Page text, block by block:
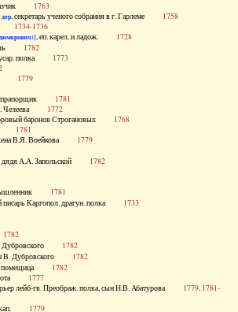
1763
, секретарь ученого собрания в г. Гарлеме 1758
1734-1736
, еп. карел. и ладож. 1728
1782
полка 1773
1779
прапорщик 1781
Челеева 1772
баронов Строгановых 1768
1781
В.Я. Воейкова 1779
дядя А.А. Запольской 1782
1781
писарь Каргопол. драгун. полка 1733
1782
Дубровского 1782
В. Дубровского 1782
помещица 1782
1777
лейб-гв. Преображ. полка, сын Н.В. Абатурова 1779, 1781-
кап. 1779